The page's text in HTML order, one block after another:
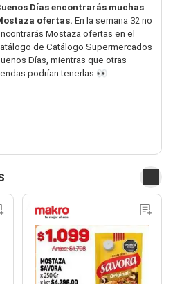
Días encontrarás muchas
ofertas. En la semana 32 no
Mostaza ofertas en el
de Catálogo Supermercados
Días, mientras que otras
podrían tenerlas.👀